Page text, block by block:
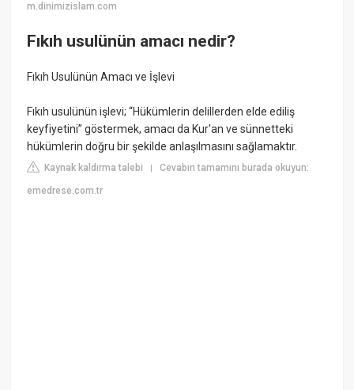
m.dinimizislam.com
Fıkıh usulünün amacı nedir?
Fıkıh Usulünün Amacı ve İşlevi
Fıkıh usulünün işlevi; “Hükümlerin delillerden elde ediliş
keyfiyetini” göstermek, amacı da Kur'an ve sünnetteki
hükümlerin doğru bir şekilde anlaşılmasını sağlamaktır.
Kaynak kaldırma talebi |Cevabın tamamını burada okuyun:
emedrese.com.tr